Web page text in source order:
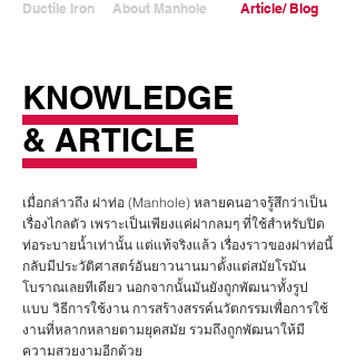
Ductile Iron About Manhole Article/ Blog
KNOWLEDGE
& ARTICLE
เมื่อกล่าวถึง ฝาท่อ (Manhole) หลายคนอาจรู้สึกว่าเป็น
เรื่องไกลตัว เพราะเป็นเพียงแค่ฝากลมๆ ที่ใช้สำหรับปิด
ท่อระบายน้ำเท่านั้น แต่แท้จริงแล้ว เรื่องราวของฝาท่อนี้
กลับมีประวัติศาสตร์อันยาวนานมาตั้งแต่สมัยโรมัน
โบราณเลยทีเดียว นอกจากนั้นมันยังถูกพัฒนาทั้งรูป
แบบ วิธีการใช้งาน การสร้างสรรค์นวัตกรรมเพื่อการใช้
งานที่หลากหลายตามยุคสมัย รวมถึงถูกพัฒนาให้มี
ความสวยงามอีกด้วย